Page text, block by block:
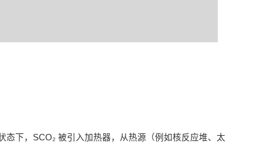
态下，SCO₂ 被引入加热器，从热源（例如核反应堆、太